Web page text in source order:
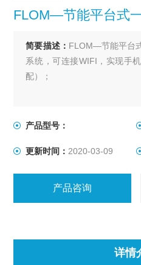
FLOM—节能平台式
简要描述： FLOM—节能平台
系统，可连接WIFI，实现手
配）；
产品型号：
更新时间： 2020-03-09
产品咨询
详情